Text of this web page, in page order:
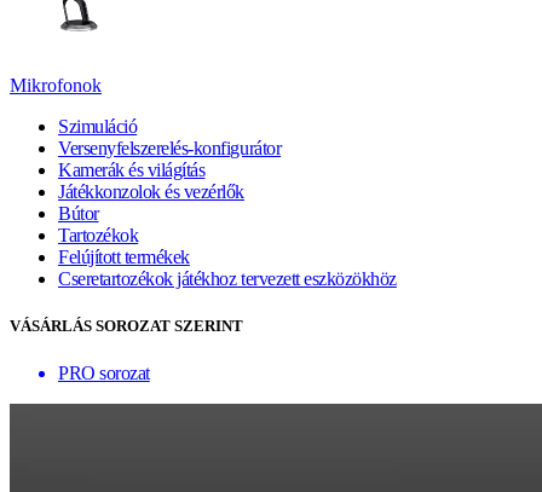
Mikrofonok
Szimuláció
Versenyfelszerelés-konfigurátor
Kamerák és világítás
Játékkonzolok és vezérlők
Bútor
Tartozékok
Felújított termékek
Cseretartozékok játékhoz tervezett eszközökhöz
VÁSÁRLÁS SOROZAT SZERINT
PRO sorozat